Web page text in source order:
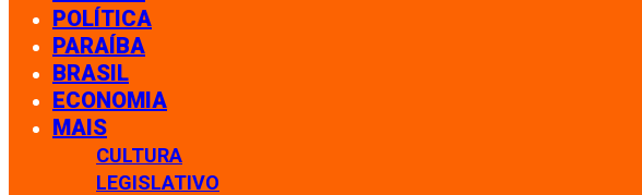
POLÍTICA
PARAÍBA
BRASIL
ECONOMIA
MAIS
CULTURA
LEGISLATIVO